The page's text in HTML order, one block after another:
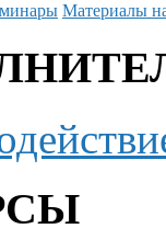
Материалы